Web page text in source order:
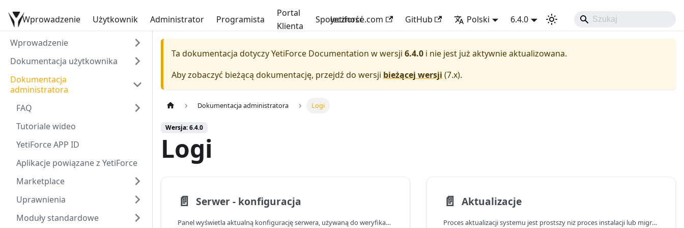
Dokumentacja YetiForce
Wprowadzenie Użytkownik Administrator Programista
Portal
Klienta
Społeczność
yetiforce.com GitHub Polski 6.4.0
Wprowadzenie
Dokumentacja użytkownika
Dokumentacja
administratora
FAQ
Tutoriale wideo
YetiForce APP ID
Aplikacje powiązane z YetiForce
Marketplace
Uprawnienia
Moduły standardowe
Ta dokumentacja dotyczyYetiForce Documentation w wersji 6.4.0 i nie jest już aktywnie aktualizowana.
Aby zobaczyć bieżącą dokumentację, przejdź do wersji bieżącej wersji (7.x).
Dokumentacja administratora Logi
Wersja: 6.4.0
Logi
📄️ Serwer - konfiguracja
Panel wyświetla aktualną konfigurację serwera, używaną do weryfikacji, czy najważniejsze ustawienia serwera są zgodne z zalecanymi.
📄️ Aktualizacje
Proces aktualizacji systemu jest prostszy niż proces instalacji lub migracji, więc każdy administrator YetiForce powinien sobie z nim poradzić.